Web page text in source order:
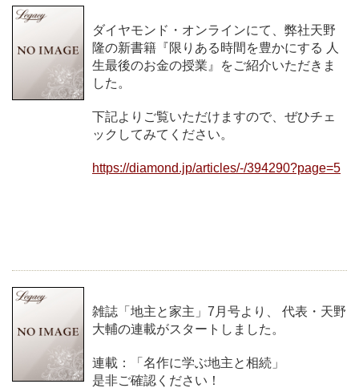
ダイヤモンド・オンラインにて、弊社天野
隆の新書籍『限りある時間を豊かにする 人
生最後のお金の授業』をご紹介いただきま
した。
下記よりご覧いただけますので、ぜひチェ
ックしてみてください。
https://diamond.jp/articles/-/394290?page=5
雑誌「地主と家主」7月号より、 代表・天野
大輔の連載がスタートしました。
連載：「名作に学ぶ地主と相続」
是非ご確認ください！